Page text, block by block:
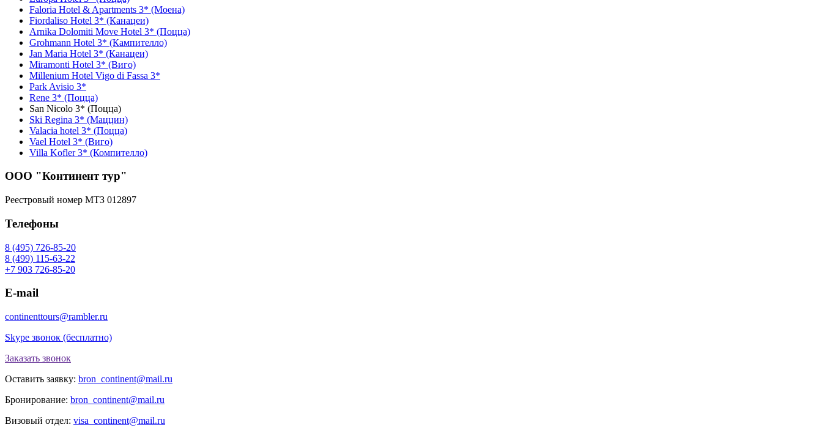
Faloria Hotel & Apartments 3* (Моена)
Fiordaliso Hotel 3* (Канацеи)
Arnika Dolomiti Move Hotel 3* (Поцца)
Grohmann Hotel 3* (Кампителло)
Jan Maria Hotel 3* (Канацеи)
Miramonti Hotel 3* (Виго)
Millenium Hotel Vigo di Fassa 3*
Park Avisio 3*
Rene 3* (Поцца)
San Nicolo 3* (Поцца)
Ski Regina 3* (Маццин)
Valacia hotel 3* (Поцца)
Vael Hotel 3* (Виго)
Villa Kofler 3* (Компителло)
ООО "Континент тур"
Реестровый номер МТЗ 012897
Телефоны
8 (495) 726-85-20
8 (499) 115-63-22
+7 903 726-85-20
E-mail
continenttours@rambler.ru
Skype звонок (бесплатно)
Заказать звонок
Оставить заявку: bron_continent@mail.ru
Бронирование: bron_continent@mail.ru
Визовый отдел: visa_continent@mail.ru